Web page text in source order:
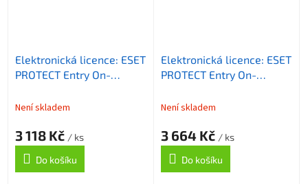
Elektronická licence: ESET
PROTECT Entry On-
roky
Není skladem
3 118 Kč / ks
Do košíku
Elektronická licence: ESET
PROTECT Entry On-
roky
Není skladem
3 664 Kč / ks
Do košíku